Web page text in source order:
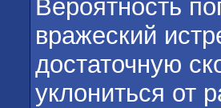
Вероятность
вражеский
достаточную
уклониться от